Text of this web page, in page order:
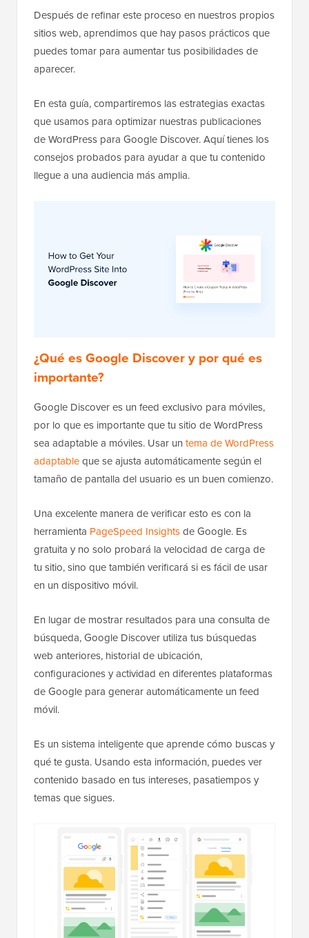
Después de refinar este proceso en nuestros propios
sitios web, aprendimos que hay pasos prácticos que
puedes tomar para aumentar tus posibilidades de
aparecer.
En esta guía, compartiremos las estrategias exactas
que usamos para optimizar nuestras publicaciones
de WordPress para Google Discover. Aquí tienes los
consejos probados para ayudar a que tu contenido
llegue a una audiencia más amplia.
¿Qué es Google Discover y por qué es
importante?
Google Discover es un feed exclusivo para móviles,
por lo que es importante que tu sitio de WordPress
sea adaptable a móviles. Usar un tema de WordPress
adaptableque se ajusta automáticamente según el
tamaño de pantalla del usuario es un buen comienzo.
Una excelente manera de verificar esto es con la
herramienta PageSpeed Insightsde Google. Es
gratuita y no solo probará la velocidad de carga de
tu sitio, sino que también verificará si es fácil de usar
en un dispositivo móvil.
En lugar de mostrar resultados para una consulta de
búsqueda, Google Discover utiliza tus búsquedas
web anteriores, historial de ubicación,
configuraciones y actividad en diferentes plataformas
de Google para generar automáticamente un feed
móvil.
Es un sistema inteligente que aprende cómo buscas y
qué te gusta. Usando esta información, puedes ver
contenido basado en tus intereses, pasatiempos y
temas que sigues.